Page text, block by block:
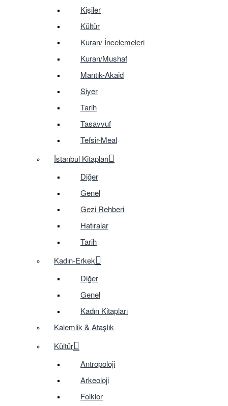
Kişiler
Kültür
Kuran/ İncelemeleri
Kuran/Mushaf
Mantık-Akaid
Siyer
Tarih
Tasavvuf
Tefsir-Meal
İstanbul Kitapları
Diğer
Genel
Gezi Rehberi
Hatıralar
Tarih
Kadın-Erkek
Diğer
Genel
Kadın Kitapları
Kalemlik & Ataşlık
Kültür
Antropoloji
Arkeoloji
Folklor